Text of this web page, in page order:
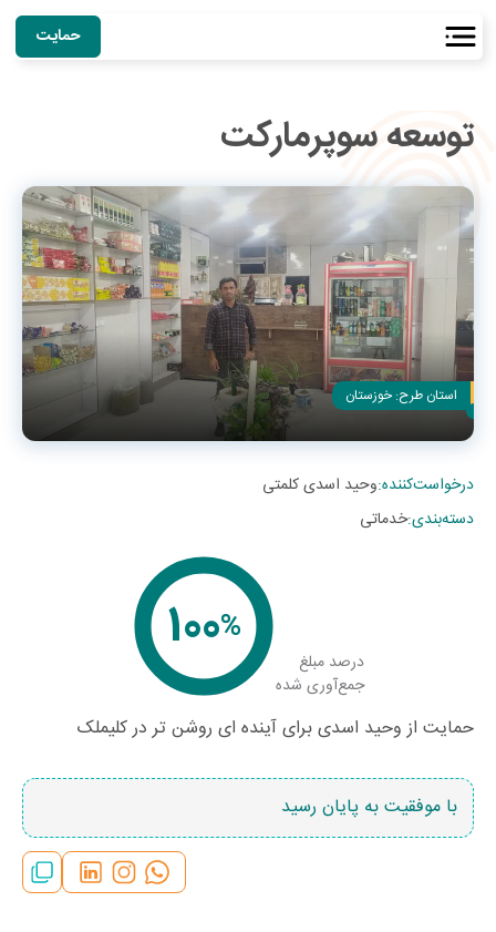
حمایت
توسعه سوپرمارکت
استان طرح: خوزستان
درخواست‌کننده:وحید اسدی کلمتی
دسته‌بندی:خدماتی
درصد مبلغ
جمع‌آوری شده
%
100
حمایت از وحید اسدی برای آینده ای روشن تر در کلیملک
با موفقیت به پایان رسید